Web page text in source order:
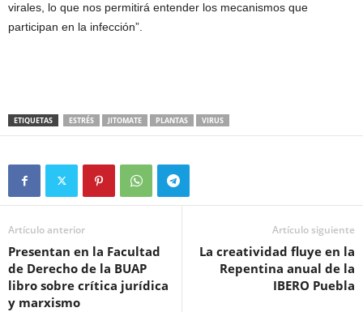
virales, lo que nos permitirá entender los mecanismos que
participan en la infección”.
ETIQUETAS ESTRÉS JITOMATE PLANTAS VIRUS
Artículo anterior
Presentan en la Facultad
de Derecho de la BUAP
libro sobre crítica jurídica
y marxismo
Artículo siguiente
La creatividad fluye en la
Repentina anual de la
IBERO Puebla